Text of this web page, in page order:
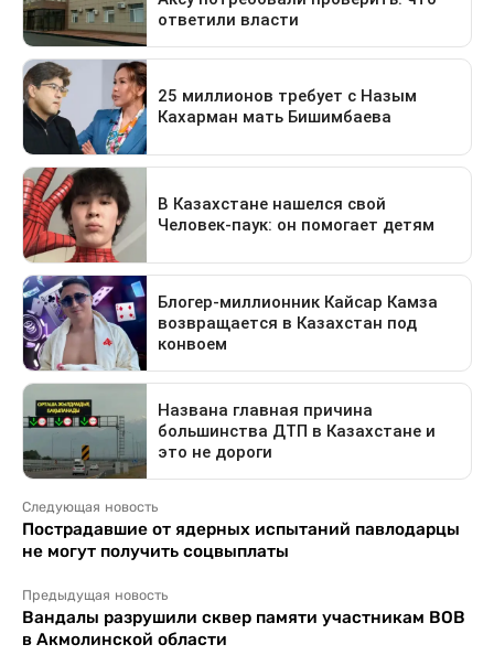
Следующая новость
Пострадавшие от ядерных испытаний павлодарцы
не могут получить соцвыплаты
Предыдущая новость
Вандалы разрушили сквер памяти участникам ВОВ
в Акмолинской области